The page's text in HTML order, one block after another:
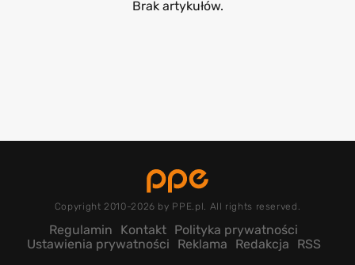
Brak artykułów.
Copyright 2010-2026 by PPE.pl. All rights reserved.
Regulamin Kontakt Polityka prywatności
Ustawienia prywatności
Reklama Redakcja RSS